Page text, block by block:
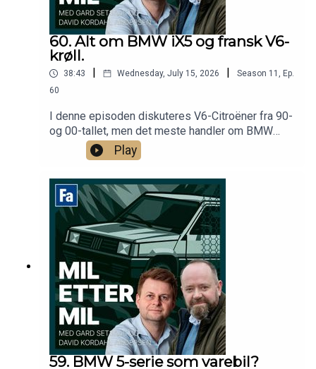
60. Alt om BMW iX5 og fransk V6-
krøll.
38:43 Wednesday, July 15, 2026 Season 11 , Ep.
60
I denne episoden diskuteres V6-Citroëner fra 90-
og 00-tallet, men det meste handler om BMW
Play
59. BMW 5-serie som varebil?